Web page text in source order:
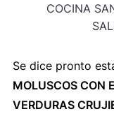
COCINA
Se dice pronto
MOLUSCOS CON
VERDURAS